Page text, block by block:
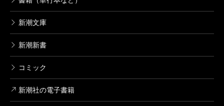
新潮文庫
新潮新書
コミック
新潮社の電子書籍